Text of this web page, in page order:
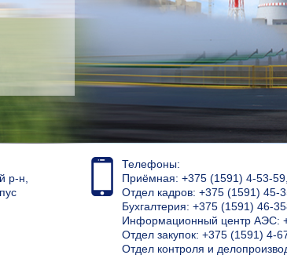
р-н,
Телефоны:
Приёмная: +375 (1591) 4-53-
Отдел кадров: +375 (1591) 45-
Бухгалтерия: +375 (1591) 46-
Информационный центр АЭС:
Отдел закупок: +375 (1591) 4-
Отдел контроля и